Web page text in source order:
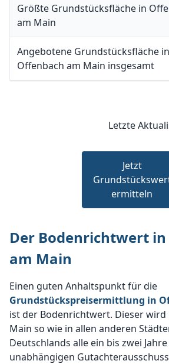
Größte Grundstücksfläche in
am Main
Angebotene Grundstücksfläche in
Offenbach am Main insgesamt
Letzte
Jetzt
ermitteln
Der Bodenrichtwert
am Main
Einen guten Anhaltspunkt für die
Grundstückspreisermittlung in
ist der Bodenrichtwert. Dieser wird
Main so wie in allen anderen
Deutschlands alle ein bis zwei
unabhängigen